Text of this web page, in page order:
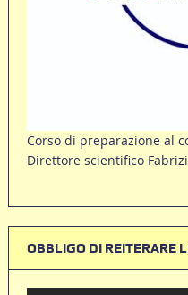
Corso di preparazione al
Direttore scientifico
OBBLIGO DI REITERARE